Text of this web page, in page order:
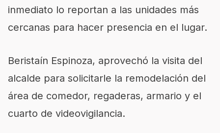
inmediato lo reportan a las unidades más
cercanas para hacer presencia en el lugar.
Beristaín Espinoza, aprovechó la visita del
alcalde para solicitarle la remodelación del
área de comedor, regaderas, armario y el
cuarto de videovigilancia.